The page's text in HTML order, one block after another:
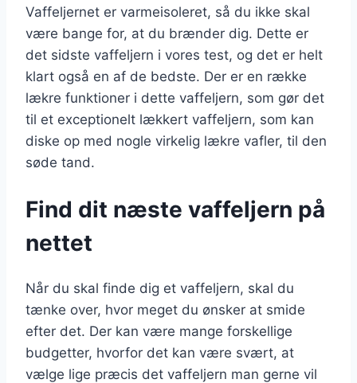
Vaffeljernet er varmeisoleret, så du ikke skal
være bange for, at du brænder dig. Dette er
det sidste vaffeljern i vores test, og det er helt
klart også en af de bedste. Der er en række
lækre funktioner i dette vaffeljern, som gør det
til et exceptionelt lækkert vaffeljern, som kan
diske op med nogle virkelig lækre vafler, til den
søde tand.
Find dit næste vaffeljern på
nettet
Når du skal finde dig et vaffeljern, skal du
tænke over, hvor meget du ønsker at smide
efter det. Der kan være mange forskellige
budgetter, hvorfor det kan være svært, at
vælge lige præcis det vaffeljern man gerne vil